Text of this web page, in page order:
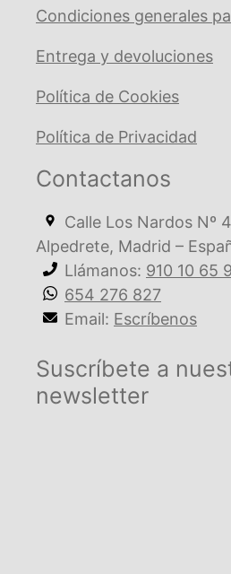
Condiciones generales
Entrega y devoluciones
Política de Cookies
Política de Privacidad
Contactanos
Calle Los Nardos Nº
Alpedrete, Madrid –
Llámanos: 910 10 65
654 276 827
Email: Escríbenos
Suscríbete a
newsletter